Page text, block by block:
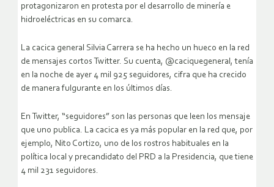
protagonizaron en protesta por el desarrollo de minería e
hidroeléctricas en su comarca.
La cacica general Silvia Carrera se ha hecho un hueco en la red
de mensajes cortos Twitter. Su cuenta, @caciquegeneral, tenía
en la noche de ayer 4 mil 925 seguidores, cifra que ha crecido
de manera fulgurante en los últimos días.
En Twitter, “seguidores” son las personas que leen los mensaje
que uno publica. La cacica es ya más popular en la red que, por
ejemplo, Nito Cortizo, uno de los rostros habituales en la
política local y precandidato del PRD a la Presidencia, que tiene
4 mil 231 seguidores.